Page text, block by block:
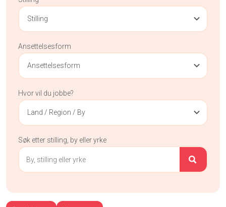
Stilling
Ansettelsesform
Ansettelsesform
Hvor vil du jobbe?
Land / Region / By
Søk etter stilling, by eller yrke